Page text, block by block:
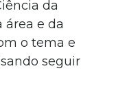
da
e da
o tema e
seguir